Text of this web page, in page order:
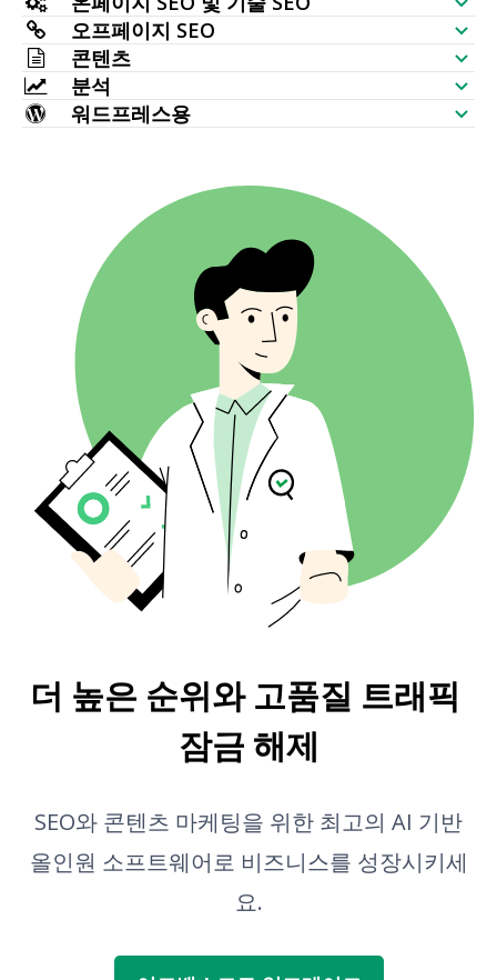
SERP 분석기
키워드 생성기
대량 검색량 확인기
키워드 아이디어 (실시간 데이터)
연관 키워드
사람들이 함께 묻는 질문
자동완성
SEO 감사
키워드 배치
HTTP 요청
웹사이트 크롤러
오프페이지 SEO
백링크 확인기
가장 많이 연결된 페이지
끊어진 백링크
앵커 텍스트 분포
백링크 위치
링크하는 TLD
대량 백링크 확인기
콘텐츠
AI 기사 생성기
AI 기사 리라이터
바꿔쓰기
AI 제목 생성기
AI 아웃라인 생성기
번역기
스니펫 미리보기
블로그 글 아이디어 생성기
분석
키워드 순위 확인기
워드프레스용
다중 워드프레스 테마
더 높은 순위와 고품질 트래픽
잠금 해제
SEO와 콘텐츠 마케팅을 위한 최고의 AI 기반
올인원 소프트웨어로 비즈니스를 성장시키세
요.